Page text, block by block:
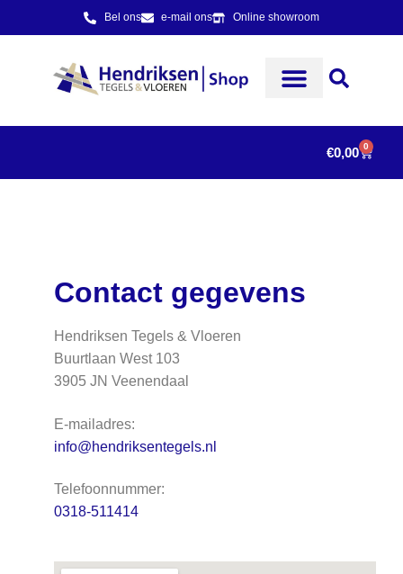
Bel ons e-mail ons Online showroom
€0,00 0
Contact gegevens
Hendriksen Tegels & Vloeren
Buurtlaan West 103
3905 JN Veenendaal
E-mailadres:
info@hendriksentegels.nl
Telefoonnummer:
0318-511414